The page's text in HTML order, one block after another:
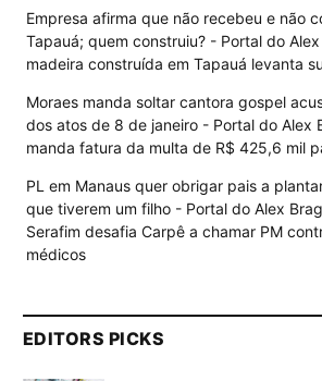
Empresa afirma que não recebeu e não
Tapauá; quem construiu? - Portal do
madeira construída em Tapauá levanta
Moraes manda soltar cantora gospel
dos atos de 8 de janeiro - Portal do Alex
manda fatura da multa de R$ 425,6 mil
PL em Manaus quer obrigar pais a
que tiverem um filho - Portal do Alex
Serafim desafia Carpê a chamar PM
médicos
EDITORS PICKS